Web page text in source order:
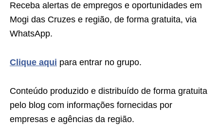
Receba alertas de empregos e oportunidades em
Mogi das Cruzes e região, de forma gratuita, via
WhatsApp.
Clique aqui para entrar no grupo.
Conteúdo produzido e distribuído de forma gratuita
pelo blog com informações fornecidas por
empresas e agências da região.